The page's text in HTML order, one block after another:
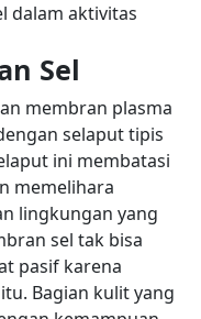
dalam aktivitas
Sel
membran plasma
selaput tipis
ini membatasi
memelihara
lingkungan yang
sel tak bisa
pasif karena
Bagian kulit yang